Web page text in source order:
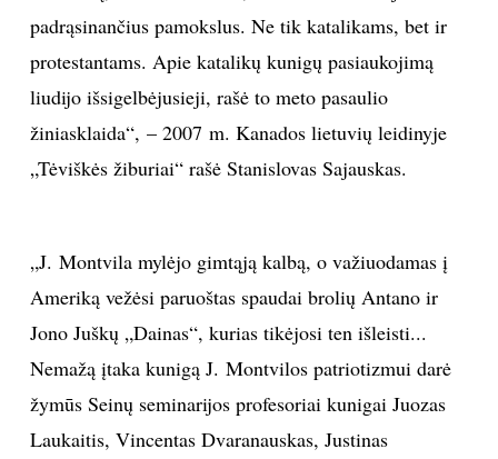
padrąsinančius pamokslus. Ne tik katalikams, bet ir
protestantams. Apie katalikų kunigų pasiaukojimą
liudijo išsigelbėjusieji, rašė to meto pasaulio
žiniasklaida“, – 2007 m. Kanados lietuvių leidinyje
„Tėviškės žiburiai“ rašė Stanislovas Sajauskas.
„J. Montvila mylėjo gimtąją kalbą, o važiuodamas į
Ameriką vežėsi paruoštas spaudai brolių Antano ir
Jono Juškų „Dainas“, kurias tikėjosi ten išleisti...
Nemažą įtaka kunigą J. Montvilos patriotizmui darė
žymūs Seinų seminarijos profesoriai kunigai Juozas
Laukaitis, Vincentas Dvaranauskas, Justinas